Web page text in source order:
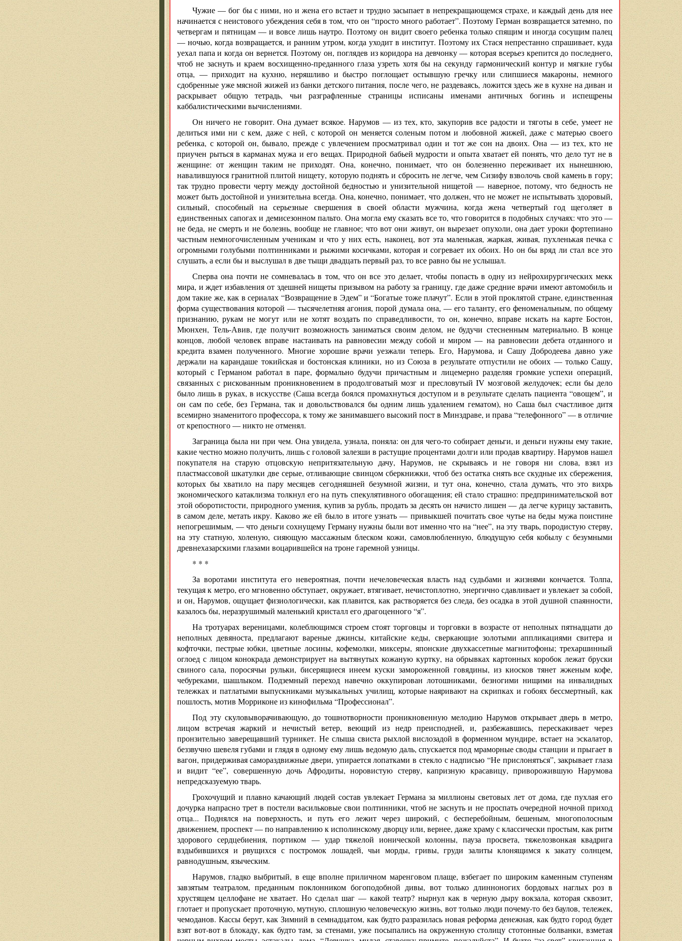
Чужие — бог бы с ними, но и жена его встает и трудно засыпает в непрекращающемся страхе, и каждый день для нее
начинается с неистового убеждения себя в том, что он “просто много работает”. Поэтому Герман возвращается затемно, по
четвергам и пятницам — и вовсе лишь наутро. Поэтому он видит своего ребенка только спящим и иногда сосущим палец
— ночью, когда возвращается, и ранним утром, когда уходит в институт. Поэтому их Стася непрестанно спрашивает, куда
уехал папа и когда он вернется. Поэтому он, поглядев из коридора на девчонку — которая всерьез крепится до последнего,
чтоб не заснуть и краем восхищенно-преданного глаза узреть хотя бы на секунду гармонический контур и мягкие губы
отца, — приходит на кухню, неряшливо и быстро поглощает остывшую гречку или слипшиеся макароны, немного
сдобренные уже мясной жижей из банки детского питания, после чего, не раздеваясь, ложится здесь же в кухне на диван и
раскрывает общую тетрадь, чьи разграфленные страницы исписаны именами античных богинь и испещрены
каббалистическими вычислениями.
Он ничего не говорит. Она думает всякое. Нарумов — из тех, кто, закупорив все радости и тяготы в себе, умеет не
делиться ими ни с кем, даже с ней, с которой он меняется соленым потом и любовной жижей, даже с матерью своего
ребенка, с которой он, бывало, прежде с увлечением просматривал один и тот же сон на двоих. Она — из тех, кто не
приучен рыться в карманах мужа и его вещах. Природной бабьей мудрости и опыта хватает ей понять, что дело тут не в
женщине: от женщин таким не приходят. Она, конечно, понимает, что он болезненно переживает их нынешнюю,
навалившуюся гранитной плитой нищету, которую поднять и сбросить не легче, чем Сизифу взволочь свой камень в гору;
так трудно провести черту между достойной бедностью и унизительной нищетой — наверное, потому, что бедность не
может быть достойной и унизительна всегда. Она, конечно, понимает, что должен, что не может не испытывать здоровый,
сильный, способный на серьезные свершения в своей области мужчина, когда жена четвертый год щеголяет в
единственных сапогах и демисезонном пальто. Она могла ему сказать все то, что говорится в подобных случаях: что это —
не беда, не смерть и не болезнь, вообще не главное; что вот они живут, он вырезает опухоли, она дает уроки фортепиано
частным немногочисленным ученикам и что у них есть, наконец, вот эта маленькая, жаркая, живая, пухленькая печка с
огромными голубыми полтинниками и рыжими косичками, которая и согревает их обоих. Но он бы вряд ли стал все это
слушать, а если бы и выслушал в две тыщи двадцать первый раз, то все равно бы не услышал.
Сперва она почти не сомневалась в том, что он все это делает, чтобы попасть в одну из нейрохирургических мекк
мира, и ждет избавления от здешней нищеты призывом на работу за границу, где даже средние врачи имеют автомобиль и
дом такие же, как в сериалах “Возвращение в Эдем” и “Богатые тоже плачут”. Если в этой проклятой стране, единственная
форма существования которой — тысячелетняя агония, порой думала она, — его таланту, его феноменальным, по общему
признанию, рукам не могут или не хотят воздать по справедливости, то он, конечно, вправе искать на карте Бостон,
Мюнхен, Тель-Авив, где получит возможность заниматься своим делом, не будучи стесненным материально. В конце
концов, любой человек вправе настаивать на равновесии между собой и миром — на равновесии дебета отданного и
кредита взамен полученного. Многие хорошие врачи уезжали теперь. Его, Нарумова, и Сашу Добродеева давно уже
держали на карандаше токийская и бостонская клиники, но из Союза в результате отпустили не обоих — только Сашу,
который с Германом работал в паре, формально будучи причастным и лицемерно разделяя громкие успехи операций,
связанных с рискованным проникновением в продолговатый мозг и пресловутый IV мозговой желудочек; если бы дело
было лишь в руках, в искусстве (Саша всегда боялся промахнуться доступом и в результате сделать пациента “овощем”, и
он сам по себе, без Германа, так и довольствовался бы одним лишь удалением гематом), но Саша был счастливое дитя
всемирно знаменитого профессора, к тому же занимавшего высокий пост в Минздраве, и права “телефонного” — в отличие
от крепостного — никто не отменял.
Заграница была ни при чем. Она увидела, узнала, поняла: он для чего-то собирает деньги, и деньги нужны ему такие,
какие честно можно получить, лишь с головой залезши в растущие процентами долги или продав квартиру. Нарумов нашел
покупателя на старую отцовскую непритязательную дачу, Нарумов, не скрываясь и не говоря ни слова, взял из
пластмассовой шкатулки две серые, отливающие свинцом сберкнижки, чтоб без остатка снять все скудные их сбережения,
которых бы хватило на пару месяцев сегодняшней безумной жизни, и тут она, конечно, стала думать, что это вихрь
экономического катаклизма толкнул его на путь спекулятивного обогащения; ей стало страшно: предпринимательской вот
этой оборотистости, природного умения, купив за рубль, продать за десять он начисто лишен — да легче курицу заставить,
в самом деле, метать икру. Каково же ей было в итоге узнать — привыкшей почитать свое чутье на беды мужа поистине
непогрешимым, — что деньги сохнущему Герману нужны были вот именно что на “нее”, на эту тварь, породистую стерву,
на эту статную, холеную, сияющую массажным блеском кожи, самовлюбленную, блюдущую себя кобылу с безумными
древнехазарскими глазами воцарившейся на троне гаремной узницы.
* * *
За воротами института его невероятная, почти нечеловеческая власть над судьбами и жизнями кончается. Толпа,
текущая к метро, его мгновенно обступает, окружает, втягивает, нечистоплотно, энергично сдавливает и увлекает за собой,
и он, Нарумов, ощущает физиологически, как плавится, как растворяется без следа, без осадка в этой душной спаянности,
казалось бы, неразрушимый маленький кристалл его драгоценного “я”.
На тротуарах вереницами, колеблющимся строем стоят торговцы и торговки в возрасте от неполных пятнадцати до
неполных девяноста, предлагают вареные джинсы, китайские кеды, сверкающие золотыми аппликациями свитера и
кофточки, пестрые юбки, цветные лосины, кофемолки, миксеры, японские двухкассетные магнитофоны; трехаршинный
оглоед с лицом конокрада демонстрирует на вытянутых кожаную куртку, на обрывках картонных коробок лежат бруски
свиного сала, поросячьи рульки, бисерящиеся инеем куски замороженной говядины, из киосков тянет жженым кофе,
чебуреками, шашлыком. Подземный переход навечно оккупирован лотошниками, безногими нищими на инвалидных
тележках и патлатыми выпускниками музыкальных училищ, которые наяривают на скрипках и гобоях бессмертный, как
пошлость, мотив Морриконе из кинофильма “Профессионал”.
Под эту скуловыворачивающую, до тошнотворности проникновенную мелодию Нарумов открывает дверь в метро,
лицом встречая жаркий и нечистый ветер, веющий из недр преисподней, и, разбежавшись, перескакивает через
пронзительно заверещавший турникет. Не слыша свиста рыхлой вислозадой в форменном мундире, встает на эскалатор,
беззвучно шевеля губами и глядя в одному ему лишь ведомую даль, спускается под мраморные своды станции и прыгает в
вагон, придерживая самораздвижные двери, упирается лопатками в стекло с надписью “Не прислоняться”, закрывает глаза
и видит “ее”, совершенную дочь Афродиты, норовистую стерву, капризную красавицу, приворожившую Нарумова
непредсказуемую тварь.
Грохочущий и плавно качающий людей состав увлекает Германа за миллионы световых лет от дома, где пухлая его
дочурка напрасно трет в постели васильковые свои полтинники, чтоб не заснуть и не проспать очередной ночной приход
отца... Поднялся на поверхность, и путь его лежит через широкий, с бесперебойным, бешеным, многополосным
движением, проспект — по направлению к исполинскому дворцу или, вернее, даже храму с классически простым, как ритм
здорового сердцебиения, портиком — удар тяжелой ионической колонны, пауза просвета, тяжелозвонкая квадрига
вздыбившихся и рвущихся с постромок лошадей, чьи морды, гривы, груди залиты клонящимся к закату солнцем,
равнодушным, языческим.
Нарумов, гладко выбритый, в еще вполне приличном маренговом плаще, взбегает по широким каменным ступеням
завзятым театралом, преданным поклонником богоподобной дивы, вот только длинноногих бордовых наглых роз в
хрустящем целлофане не хватает. Но сделал шаг — какой театр? нырнул как в черную дыру вокзала, которая сквозит,
глотает и пропускает проточную, мутную, сплошную человеческую жизнь, вот только люди почему-то без баулов, тележек,
чемоданов. Кассы берут, как Зимний в семнадцатом, как будто разразилась новая реформа денежная, как будто город будет
взят вот-вот в блокаду, как будто там, за стенами, уже посыпались на окруженную столицу стотонные болванки, взметая